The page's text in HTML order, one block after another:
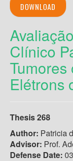
DOWNLOAD
Clínico
Tumores
Elétrons
Thesis 268
Author: Patricia
Advisor: Prof.
Defense Date: